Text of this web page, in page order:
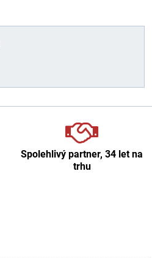
Spolehlivý partner, 34 let na
trhu